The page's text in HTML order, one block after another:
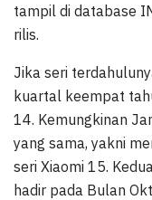
tampil di database
rilis.
Jika seri
kuartal keempat
14. Kemungkinan
yang sama, yakni
seri Xiaomi 15.
hadir pada Bulan